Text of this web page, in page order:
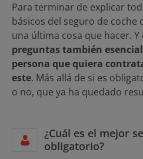
Para terminar de explicar
básicos del seguro de
una última cosa que hacer. Y
preguntas también
persona que quiera
este. Más allá de si es
o no, que ya ha quedado
¿Cuál es el mejor
obligatorio?